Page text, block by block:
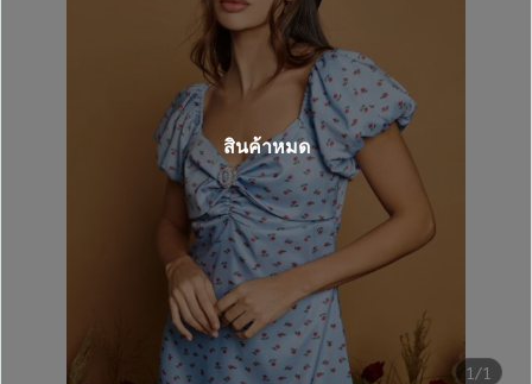
1/1
สินค้าหมด